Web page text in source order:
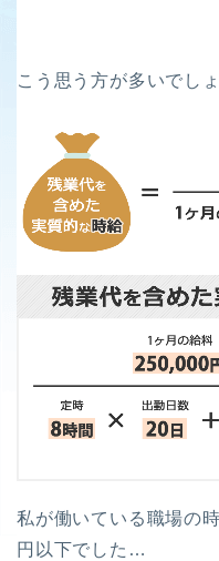
こう思う方が多いでしょ
私が働いている職場の
円以下でした…